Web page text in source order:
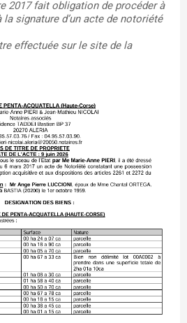
2017 fait obligation de procéder à
signature d’un acte de notoriété
effectuée sur le site de la